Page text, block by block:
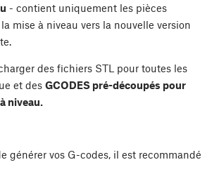
- contient uniquement les pièces
mise à niveau vers la nouvelle version
des fichiers STL pour toutes les
et des GCODES pré-découpés pour
niveau.
générer vos G-codes, il est recommandé